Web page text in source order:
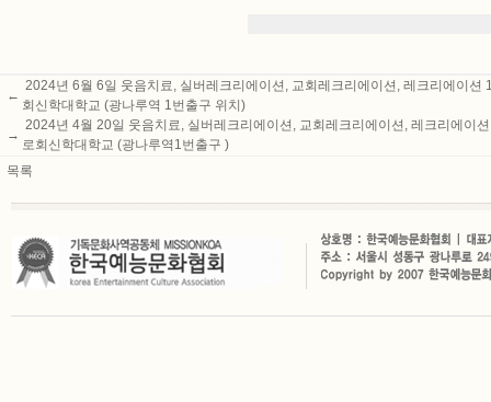
←
2024년 6월 6일 웃음치료, 실버레크리에이션, 교회레크리에이션, 레크리에이
회신학대학교 (광나루역 1번출구 위치)
→
2024년 4월 20일 웃음치료, 실버레크리에이션, 교회레크리에이션, 레크리에이
로회신학대학교 (광나루역1번출구 )
목록